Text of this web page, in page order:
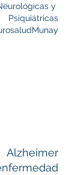
y
Psiquiátricas